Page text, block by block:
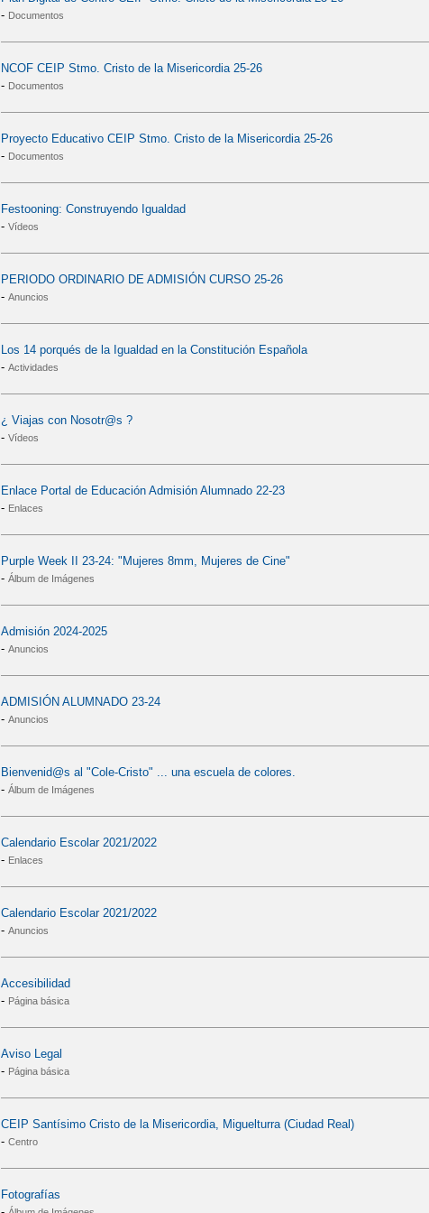
- Documentos
NCOF CEIP Stmo. Cristo de la Misericordia 25-26
- Documentos
Proyecto Educativo CEIP Stmo. Cristo de la Misericordia 25-26
- Documentos
Festooning: Construyendo Igualdad
- Vídeos
PERIODO ORDINARIO DE ADMISIÓN CURSO 25-26
- Anuncios
Los 14 porqués de la Igualdad en la Constitución Española
- Actividades
¿ Viajas con Nosotr@s ?
- Vídeos
Enlace Portal de Educación Admisión Alumnado 22-23
- Enlaces
Purple Week II 23-24: "Mujeres 8mm, Mujeres de Cine"
- Álbum de Imágenes
Admisión 2024-2025
- Anuncios
ADMISIÓN ALUMNADO 23-24
- Anuncios
Bienvenid@s al "Cole-Cristo" ... una escuela de colores.
- Álbum de Imágenes
Calendario Escolar 2021/2022
- Enlaces
Calendario Escolar 2021/2022
- Anuncios
Accesibilidad
- Página básica
Aviso Legal
- Página básica
CEIP Santísimo Cristo de la Misericordia, Miguelturra (Ciudad Real)
- Centro
Fotografías